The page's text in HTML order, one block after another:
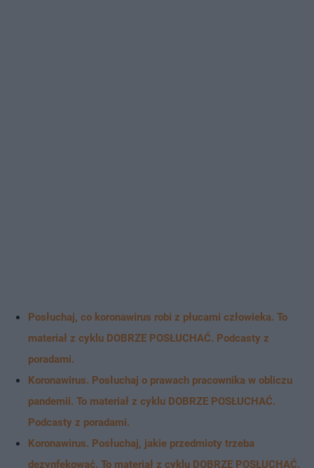
Posłuchaj, co koronawirus robi z płucami człowieka. To
materiał z cyklu DOBRZE POSŁUCHAĆ. Podcasty z
poradami.
Koronawirus. Posłuchaj o prawach pracownika w obliczu
pandemii. To materiał z cyklu DOBRZE POSŁUCHAĆ.
Podcasty z poradami.
Koronawirus. Posłuchaj, jakie przedmioty trzeba
dezynfekować. To materiał z cyklu DOBRZE POSŁUCHAĆ.